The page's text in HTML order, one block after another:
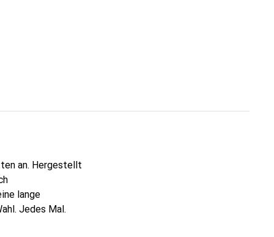
an. Hergestellt
lange
Jedes Mal.